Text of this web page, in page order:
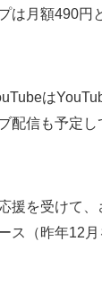
は月額490円
は
配信も予定し
援を受けて
ス（昨年12